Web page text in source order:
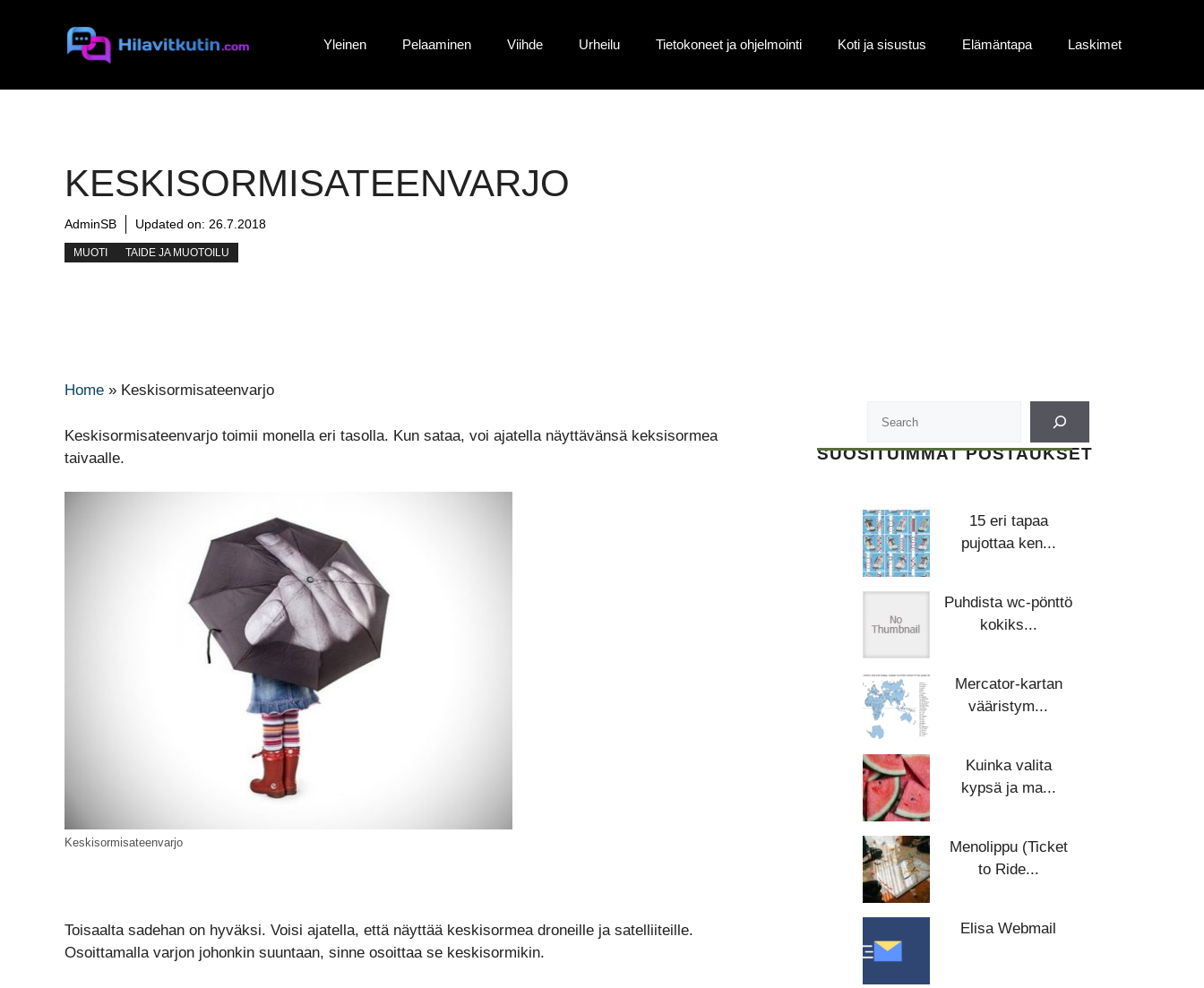
Yleinen Pelaaminen Viihde Urheilu Tietokoneet ja ohjelmointi Koti ja sisustus Elämäntapa Laskimet
KESKISORMISATEENVARJO
AdminSB Updated on: 26.7.2018
MUOTI TAIDE JA MUOTOILU
Home » Keskisormisateenvarjo
Keskisormisateenvarjo toimii monella eri tasolla. Kun sataa, voi ajatella näyttävänsä keksisormea
taivaalle.
Keskisormisateenvarjo
Toisaalta sadehan on hyväksi. Voisi ajatella, että näyttää keskisormea droneille ja satelliiteille.
Osoittamalla varjon johonkin suuntaan, sinne osoittaa se keskisormikin.
SUOSITUIMMAT POSTAUKSET
15 eri tapaa
pujottaa ken...
Puhdista wc-pönttö
kokiks...
Mercator-kartan
vääristym...
Kuinka valita
kypsä ja ma...
Menolippu (Ticket
to Ride...
Elisa Webmail